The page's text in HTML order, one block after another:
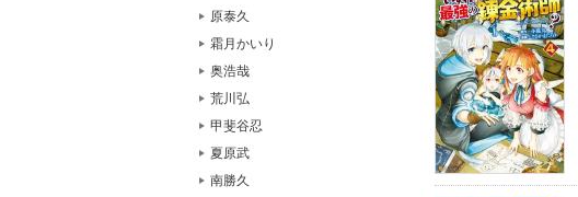
原泰久
霜月かいり
奥浩哉
荒川弘
甲斐谷忍
夏原武
南勝久